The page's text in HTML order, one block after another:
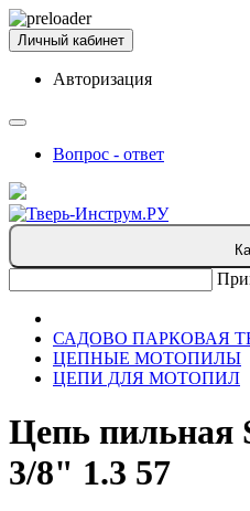
Личный кабинет
Авторизация
Вопрос - ответ
САДОВО ПАРКОВАЯ
ЦЕПНЫЕ МОТОПИЛЫ
ЦЕПИ ДЛЯ МОТОПИЛ
Цепь пильная
3/8" 1.3 57